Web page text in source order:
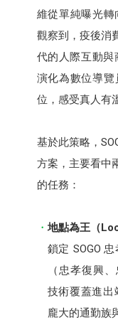
維從單純曝光轉
觀察到，疫後消
代的人際互動與
演化為數位導
位，感受真人有
基於此策略，
方案，主要看中
的任務：
地點為王（
鎖定 SOGO
（忠孝復興
技術覆蓋進出
龐大的通勤族